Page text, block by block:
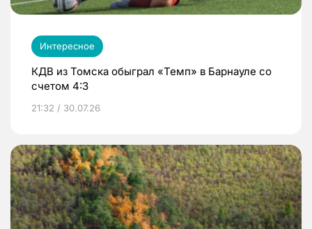
Интересное
КДВ из Томска обыграл «Темп» в Барнауле со
счетом 4:3
21:32 / 30.07.26